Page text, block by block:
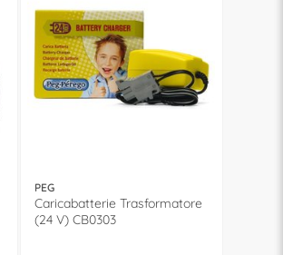
PEG
Caricabatterie Trasformatore
(24 V) CB0303